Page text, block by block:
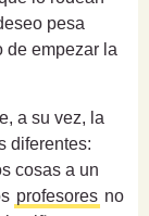
pesa
de empezar la
a su vez, la
diferentes:
cosas a un
profesores no